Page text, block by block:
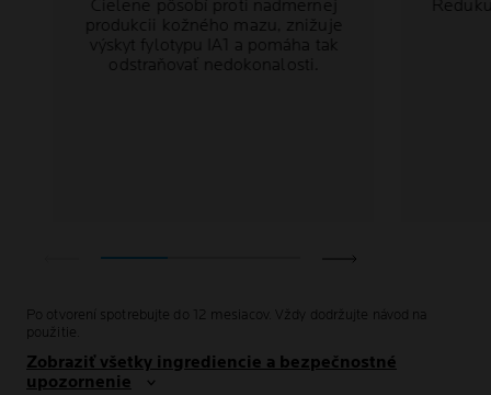
Cielene pôsobí proti nadmernej
produkcii kožného mazu, znižuje
výskyt fylotypu IA1 a pomáha tak
odstraňovať nedokonalosti.
Po otvorení spotrebujte do 12 mesiacov. Vždy dodržujte návod na
použitie.
Zobraziť všetky ingrediencie a bezpečnostné
upozornenie